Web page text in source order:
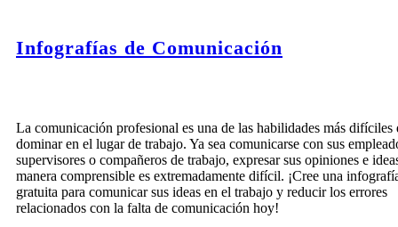
Infografías de Comunicación
La comunicación profesional es una de las habilidades más difíciles
dominar en el lugar de trabajo. Ya sea comunicarse con sus
supervisores o compañeros de trabajo, expresar sus opiniones e
manera comprensible es extremadamente difícil. ¡Cree una
gratuita para comunicar sus ideas en el trabajo y reducir los errores
relacionados con la falta de comunicación hoy!